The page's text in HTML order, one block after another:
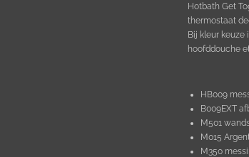
Hotbath Get
thermostaat
Bij kleur keuze
hoofddouche
HB009
B009EXT
M501
M015
M350